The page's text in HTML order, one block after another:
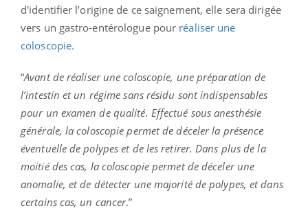
d'identifier l’origine de ce saignement, elle sera dirigée
vers un gastro-entérologue pour réaliser une
coloscopie.
“Avant de réaliser une coloscopie, une préparation de
l’intestin et un régime sans résidu sont indispensables
pour un examen de qualité. Effectué sous anesthésie
générale, la coloscopie permet de déceler la présence
éventuelle de polypes et de les retirer. Dans plus de la
moitié des cas, la coloscopie permet de déceler une
anomalie, et de détecter une majorité de polypes, et dans
certains cas, un cancer.”